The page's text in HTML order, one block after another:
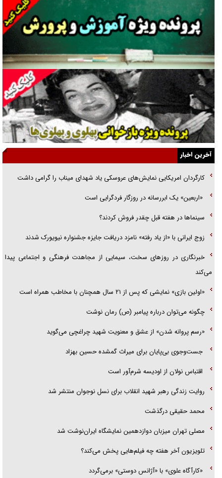
گفت‌وگو با همسر یکی از شهدای جنگ رمضان/ پیکر بی‌سر شهید را از
انگشت‌های پا شناسایی کردیم
نسلی که آنلاین الگو می‌گیرد
گفت‌وگو با آیت‌الله جاودان/ جفای مخالفان مکانت معنوی رهبر شهید را
ارتقا می‌داد
راننده مست به قانون می‌خندد
همه آقای دوربینی شده‌ایم!
قصه ناتمام سرویس مدارس
آیا مقاومت فلسطین خلع‌سلاح می‌شود؟
آخرین اخبار
کارگردان امریکایی نمایش‌های عروسکی یاد شهدای میناب را گرامی داشت
«اربعین» یک ابررسانه در روزگار فردگرایی است
سینما‌ها در هفته قبل چقدر فروش کردند؟
زوج ایرانی با «از یاد رفته» نامزد دریافت جایزه جشنواره نیویورک شدند
خبرنگاری در روزهای سخت، سیمایی از مجاهدت فرهنگی و اجتماعی پیدا
می‌کند
«اولین بازی» نمایشی که پس از ۲۱ سال همچنان با مخاطب همراه است
چگونه می‌توان درباره پیامبر (ص) رمان نوشت
«رسم پروانه شدن» از عشق و معنویت شهید چراغچی می‌گوید
جست‌وجوی بی‌پایان برای میراث گمشده حسین بهزاد
اقتباس نولان از اودیسه شرم‌آور است
روایت زندگی رهبر شهید انقلاب برای نسل نوجوان منتشر شد
محمد حقیقی درگذشت
مصلی تهران میزبان دوازدهمین نمایشگاه ایران‌نوشت شد
تلویزیون آخر هفته چه فیلم‌هایی پخش می‌کند؟
«کارآگاه علوی» با «آژانس دوستی» برمی‌گردد